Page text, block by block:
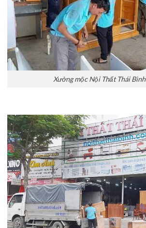
Xưởng mộc Nội Thất Thái Bình